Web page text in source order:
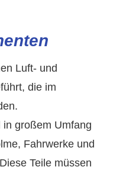
Luft- und
die im
in großem Umfang
Fahrwerke und
Teile müssen